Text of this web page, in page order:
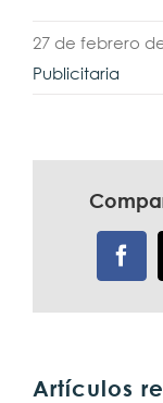
27 de febrero
Publicitaria
Artículos